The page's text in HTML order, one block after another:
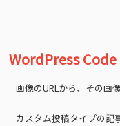
WordPress Code
画像のURLから、その画
カスタム投稿タイプの記